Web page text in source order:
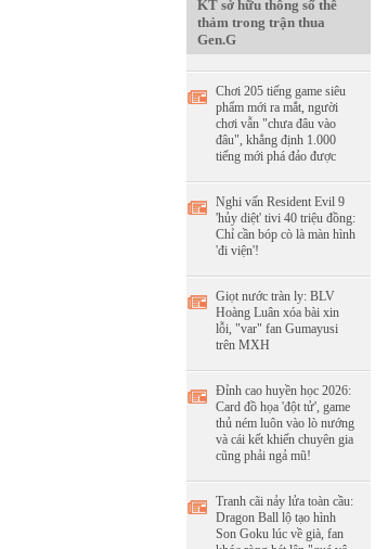
KT sở hữu thông số thê
thảm trong trận thua
Gen.G
Chơi 205 tiếng game siêu
phẩm mới ra mắt, người
chơi vẫn "chưa đâu vào
đâu", khẳng định 1.000
tiếng mới phá đảo được
Nghi vấn Resident Evil 9
'hủy diệt' tivi 40 triệu đồng:
Chỉ cần bóp cò là màn hình
'đi viện'!
Giọt nước tràn ly: BLV
Hoàng Luân xóa bài xin
lỗi, "var" fan Gumayusi
trên MXH
Đỉnh cao huyền học 2026:
Card đồ họa 'đột tử', game
thủ ném luôn vào lò nướng
và cái kết khiến chuyên gia
cũng phải ngả mũ!
Tranh cãi nảy lửa toàn cầu:
Dragon Ball lộ tạo hình
Son Goku lúc về già, fan